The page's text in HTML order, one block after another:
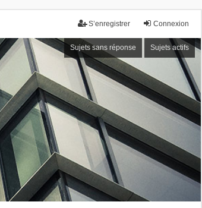
Connexion
S’enregistrer
Sujets sans réponse Sujets actifs